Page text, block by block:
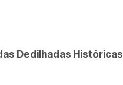
Dedilhadas Históricas